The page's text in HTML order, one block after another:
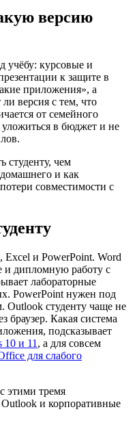
версию
учёбу: курсовые и
к защите в
приложения», а
ли версия с тем, что
от семейного
в бюджет и не
студенту, чем
и как
совместимости с
Excel и PowerPoint. Word
и дипломную работу с
лабораторные
PowerPoint нужен под
Outlook студенту чаще не
браузер. Какая система
подсказывает
и 11 , а для совсем
для слабого
этими тремя
и корпоративные